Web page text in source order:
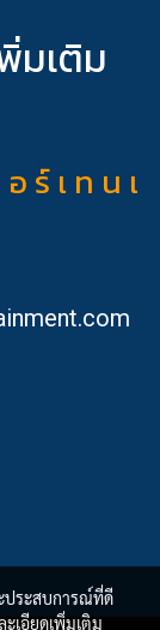
มเติม
ร์ เ ท น เ
ประสบการณ์ที่ดี
เอียดเพิ่มเติม